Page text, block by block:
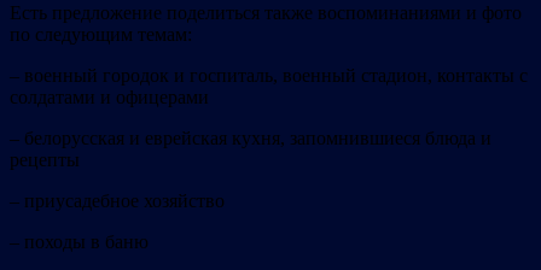
Есть предложение поделиться также воспоминаниями и фото
по следующим темам:
– военный городок и госпиталь, военный стадион, контакты с
солдатами и офицерами
– белорусская и еврейская кухня, запомнившиеся блюда и
рецепты
– приусадебное хозяйство
– походы в баню